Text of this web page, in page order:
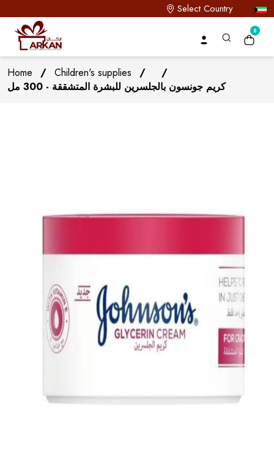
Select Country
0
Home / Children's supplies /
/
كريم جونسون بالجلسرين للبشرة المتشققة - 300 مل